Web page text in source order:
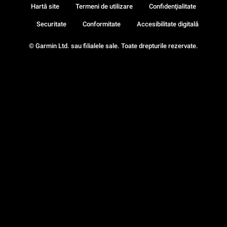
© Garmin Ltd. sau filialele sale. Toate drepturile rezervate.
Hartă site Termeni de utilizare Confidenţialitate
Securitate Conformitate Accesibilitate digitală